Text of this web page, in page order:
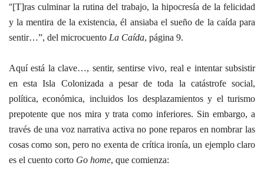
“[T]ras culminar la rutina del trabajo, la hipocresía de la felicidad
y la mentira de la existencia, él ansiaba el sueño de la caída para
sentir…”, del microcuento La Caída, página 9.
Aquí está la clave…, sentir, sentirse vivo, real e intentar subsistir
en esta Isla Colonizada a pesar de toda la catástrofe social,
política, económica, incluidos los desplazamientos y el turismo
prepotente que nos mira y trata como inferiores. Sin embargo, a
través de una voz narrativa activa no pone reparos en nombrar las
cosas como son, pero no exenta de crítica ironía, un ejemplo claro
es el cuento corto Go home, que comienza: